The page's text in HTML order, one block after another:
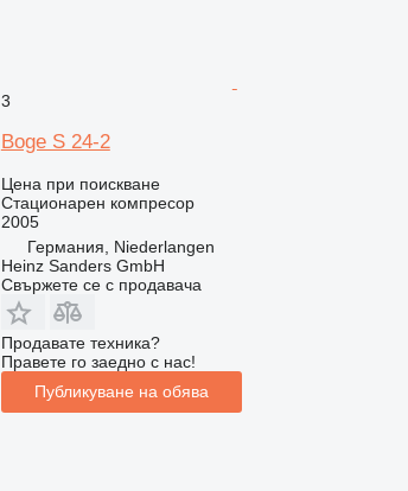
3
Boge S 24-2
Цена при поискване
Стационарен компресор
2005
Германия, Niederlangen
Heinz Sanders GmbH
Свържете се с продавача
Продавате техника?
Правете го заедно с нас!
Публикуване на обява